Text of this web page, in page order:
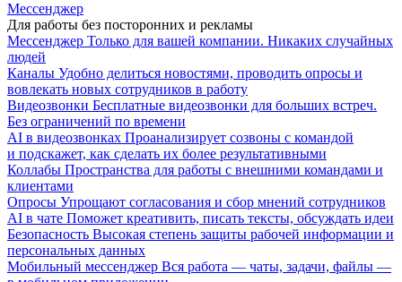
Мессенджер
Для работы без посторонних и рекламы
Мессенджер Только для вашей компании. Никаких случайных
людей
Каналы Удобно делиться новостями, проводить опросы и
вовлекать новых сотрудников в работу
Видеозвонки Бесплатные видеозвонки для больших встреч.
Без ограничений по времени
AI в видеозвонках Проанализирует созвоны с командой
и подскажет, как сделать их более результативными
Коллабы Пространства для работы с внешними командами и
клиентами
Опросы Упрощают согласования и сбор мнений сотрудников
AI в чате Поможет креативить, писать тексты, обсуждать идеи
Безопасность Высокая степень защиты рабочей информации и
персональных данных
Мобильный мессенджер Вся работа — чаты, задачи, файлы —